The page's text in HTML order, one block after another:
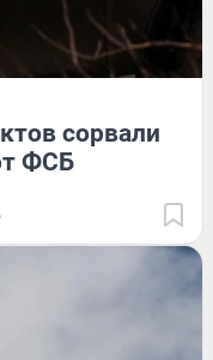
сорвали
ФСБ